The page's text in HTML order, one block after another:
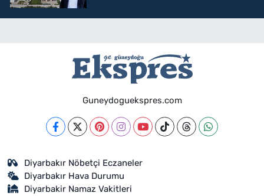
Guneydoguekspres.com
Diyarbakır Nöbetçi Eczaneler
Diyarbakır Hava Durumu
Diyarbakir Namaz Vakitleri